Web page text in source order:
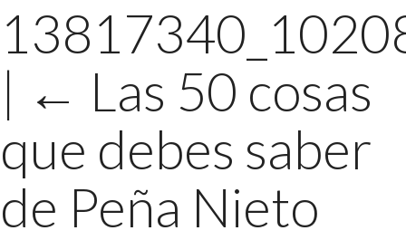
| ← Las 50 cosas
que debes saber
de Peña Nieto